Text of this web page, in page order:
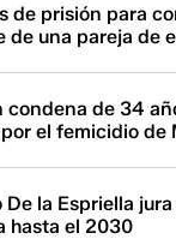
de prisión para
de una pareja de
condena de 34
el femicidio de
De la Espriella
hasta el 2030